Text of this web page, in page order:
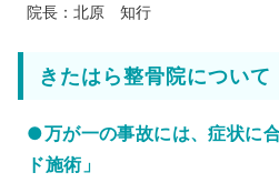
院長：北原 知行
きたはら整骨院について
●万が一の事故には、症状に
ド施術」